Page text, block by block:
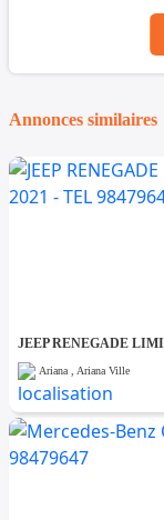
Annonces similaires
Ariana , Ariana Ville